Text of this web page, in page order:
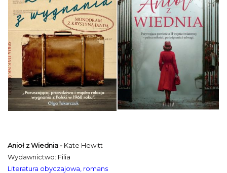
Anioł z Wiednia - Kate Hewitt
Wydawnictwo: Filia
Literatura obyczajowa, romans